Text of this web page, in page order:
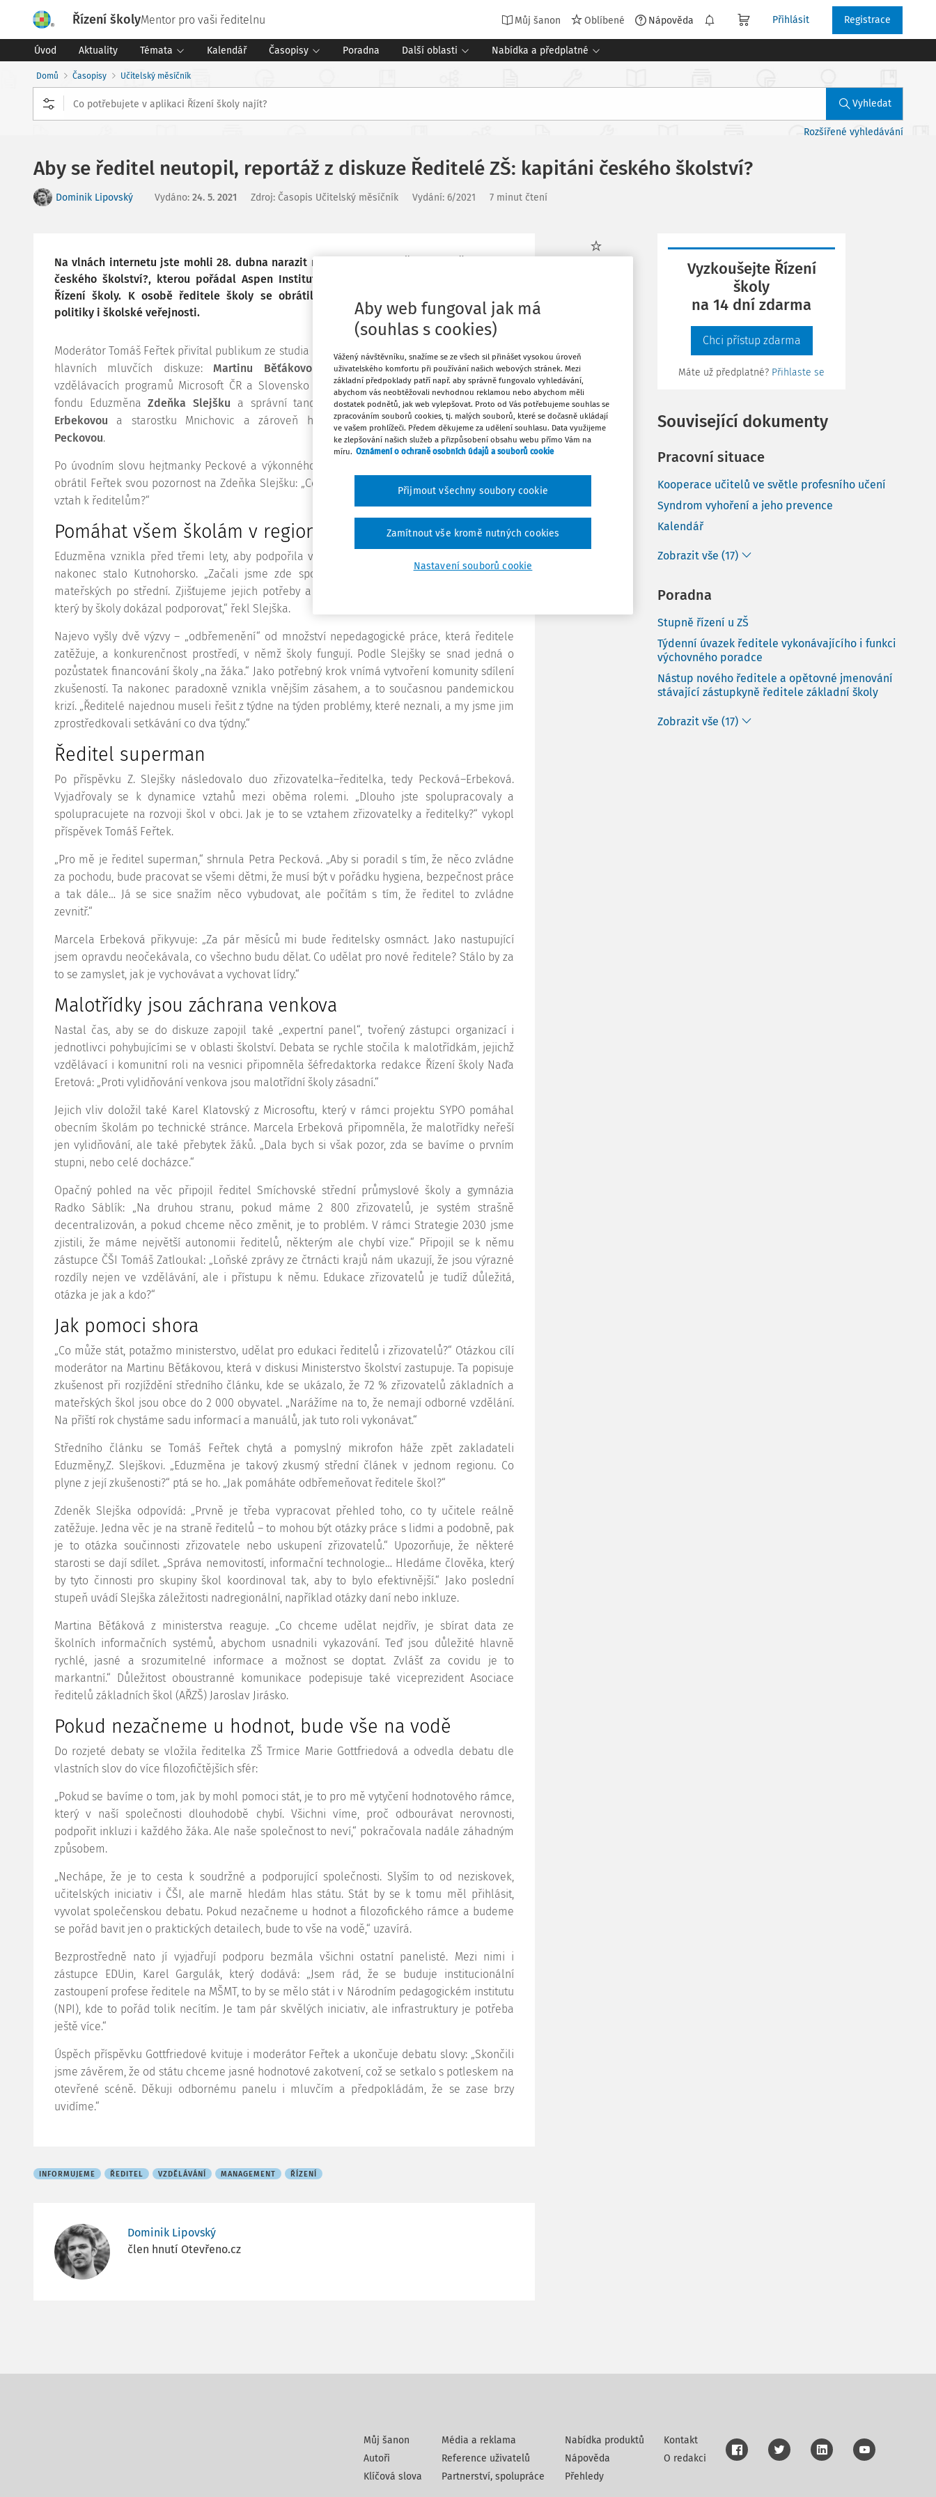
Řízení školyMentor pro vaši ředitelnu Můj šanon Oblíbené Nápověda Přihlásit Registrace
Úvod Aktuality Témata Kalendář Časopisy Poradna Další oblasti Nabídka a předplatné
Domů Časopisy Učitelský měsíčník
Vyhledat
Rozšířené vyhledávání
Aby se ředitel neutopil, reportáž z diskuze Ředitelé ZŠ: kapitáni českého školství?
Dominik Lipovský Vydáno: 24. 5. 2021 Zdroj: Časopis Učitelský měsíčník Vydání: 6/2021 7 minut čtení
Na vlnách internetu jste mohli 28. dubna narazit na online diskuzi Ředitelé ZŠ: kapitáni
českého školství?, kterou pořádal Aspen Institute Central Europe společně s redakcí
Řízení školy. K osobě ředitele školy se obrátila pozornost aktérů české vzdělávací
politiky i školské veřejnosti.
Moderátor Tomáš Feřtek přivítal publikum ze studia Nadace České spořitelny a představil pět
hlavních mluvčích diskuze:Martinu Běťákovou
z Ministerstva školství, manažera
vzdělávacích programů Microsoft ČR a Slovensko
Karla Klatovského, ředitele nadačního
fondu EduzměnaZdeňka Slejšku a správní tandem, ředitelku ZŠ Mnichovice Marcelu
Erbekovou a starostku Mnichovic a zároveň hejtmanku Středočeského kraje,Petru
Peckovou.
Po úvodním slovu hejtmanky Peckové a výkonného ředitele Aspen Institutu Milana Vlašiny
obrátil Feřtek svou pozornost na Zdeňka Slejšku: „Co je to Eduzměna? Kde působí a jaký má
vztah k ředitelům?“
Pomáhat všem školám v regionu
Eduzměna vznikla před třemi lety, aby podpořila všechny školy v určitém regionu. Tím se
nakonec stalo Kutnohorsko. „Začali jsme zde spolupracovat s asi padesáti školami od
mateřských po střední. Zjišťujeme jejich potřeby a snažíme se nastavit regionální systém,
který by školy dokázal podporovat,“ řekl Slejška.
Najevo vyšly dvě výzvy – „odbřemenění“ od množství nepedagogické práce, která ředitele
zatěžuje, a konkurenčnost prostředí, v němž školy fungují. Podle Slejšky se snad jedná o
pozůstatek financování školy „na žáka.“ Jako potřebný krok vnímá vytvoření komunity sdílení
zkušeností. Ta nakonec paradoxně vznikla vnějším zásahem, a to současnou pandemickou
krizí. „Ředitelé najednou museli řešit z týdne na týden problémy, které neznali, a my jsme jim
zprostředkovali setkávání co dva týdny.“
Ředitel superman
Po příspěvku Z. Slejšky následovalo duo zřizovatelka–ředitelka, tedy Pecková–Erbeková.
Vyjadřovaly se k dynamice vztahů mezi oběma rolemi. „Dlouho jste spolupracovaly a
spolupracujete na rozvoji škol v obci. Jak je to se vztahem zřizovatelky a ředitelky?“ vykopl
příspěvek Tomáš Feřtek.
„Pro mě je ředitel superman,“ shrnula Petra Pecková. „Aby si poradil s tím, že něco zvládne
za pochodu, bude pracovat se všemi dětmi, že musí být v pořádku hygiena, bezpečnost práce
a tak dále… Já se sice snažím něco vybudovat, ale počítám s tím, že ředitel to zvládne
zevnitř.“
Marcela Erbeková přikyvuje: „Za pár měsíců mi bude ředitelsky osmnáct. Jako nastupující
jsem opravdu neočekávala, co všechno budu dělat. Co udělat pro nové ředitele? Stálo by za
to se zamyslet, jak je vychovávat a vychovat lídry.“
Malotřídky jsou záchrana venkova
Nastal čas, aby se do diskuze zapojil také „expertní panel“, tvořený zástupci organizací i
jednotlivci pohybujícími se v oblasti školství. Debata se rychle stočila k malotřídkám, jejichž
vzdělávací i komunitní roli na vesnici připomněla šéfredaktorka redakce Řízení školy Naďa
Eretová: „Proti vylidňování venkova jsou malotřídní školy zásadní.“
Jejich vliv doložil také Karel Klatovský z Microsoftu, který v rámci projektu SYPO pomáhal
obecním školám po technické stránce. Marcela Erbeková připomněla, že malotřídky neřeší
jen vylidňování, ale také přebytek žáků. „Dala bych si však pozor, zda se bavíme o prvním
stupni, nebo celé docházce.“
Opačný pohled na věc připojil ředitel Smíchovské střední průmyslové školy a gymnázia
Radko Sáblík: „Na druhou stranu, pokud máme 2 800 zřizovatelů, je systém strašně
decentralizován, a pokud chceme něco změnit, je to problém. V rámci Strategie 2030 jsme
zjistili, že máme největší autonomii ředitelů, některým ale chybí vize.“ Připojil se k němu
zástupce ČŠI Tomáš Zatloukal: „Loňské zprávy ze čtrnácti krajů nám ukazují, že jsou výrazné
rozdíly nejen ve vzdělávání, ale i přístupu k němu. Edukace zřizovatelů je tudíž důležitá,
otázka je jak a kdo?“
Jak pomoci shora
„Co může stát, potažmo ministerstvo, udělat pro edukaci ředitelů i zřizovatelů?“ Otázkou cílí
moderátor na Martinu Běťákovou, která v diskusi Ministerstvo školství zastupuje. Ta popisuje
zkušenost při rozjíždění středního článku, kde se ukázalo, že 72 % zřizovatelů základních a
mateřských škol jsou obce do 2 000 obyvatel. „Narážíme na to, že nemají odborné vzdělání.
Na příští rok chystáme sadu informací a manuálů, jak tuto roli vykonávat.“
Středního článku se Tomáš Feřtek chytá a pomyslný mikrofon háže zpět zakladateli
Eduzměny,Z. Slejškovi. „Eduzměna je takový zkusmý střední článek v jednom regionu. Co
plyne z její zkušenosti?“ ptá se ho. „Jak pomáháte odbřemeňovat ředitele škol?“
Zdeněk Slejška odpovídá: „Prvně je třeba vypracovat přehled toho, co ty učitele reálně
zatěžuje. Jedna věc je na straně ředitelů – to mohou být otázky práce s lidmi a podobně, pak
je to otázka součinnosti zřizovatele nebo uskupení zřizovatelů.“ Upozorňuje, že některé
starosti se dají sdílet. „Správa nemovitostí, informační technologie… Hledáme člověka, který
by tyto činnosti pro skupiny škol koordinoval tak, aby to bylo efektivnější.“ Jako poslední
stupeň uvádí Slejška záležitosti nadregionální, například otázky daní nebo inkluze.
Martina Běťáková z ministerstva reaguje. „Co chceme udělat nejdřív, je sbírat data ze
školních informačních systémů, abychom usnadnili vykazování. Teď jsou důležité hlavně
rychlé, jasné a srozumitelné informace a možnost se doptat. Zvlášť za covidu je to
markantní.“ Důležitost oboustranné komunikace podepisuje také viceprezident Asociace
ředitelů základních škol (AŘZŠ) Jaroslav Jirásko.
Pokud nezačneme u hodnot, bude vše na vodě
Do rozjeté debaty se vložila ředitelka ZŠ Trmice Marie Gottfriedová a odvedla debatu dle
vlastních slov do více filozofičtějších sfér:
„Pokud se bavíme o tom, jak by mohl pomoci stát, je to pro mě vytyčení hodnotového rámce,
který v naší společnosti dlouhodobě chybí. Všichni víme, proč odbourávat nerovnosti,
podpořit inkluzi i každého žáka. Ale naše společnost to neví,“ pokračovala nadále záhadným
způsobem.
„Nechápe, že je to cesta k soudržné a podporující společnosti. Slyším to od neziskovek,
učitelských iniciativ i ČŠI, ale marně hledám hlas státu. Stát by se k tomu měl přihlásit,
vyvolat společenskou debatu. Pokud nezačneme u hodnot a filozofického rámce a budeme
se pořád bavit jen o praktických detailech, bude to vše na vodě,“ uzavírá.
Bezprostředně nato jí vyjadřují podporu bezmála všichni ostatní panelisté. Mezi nimi i
zástupce EDUin, Karel Gargulák, který dodává: „Jsem rád, že se buduje institucionální
zastoupení profese ředitele na MŠMT, to by se mělo stát i v Národním pedagogickém institutu
(NPI), kde to pořád tolik necítím. Je tam pár skvělých iniciativ, ale infrastruktury je potřeba
ještě více.“
Úspěch příspěvku Gottfriedové kvituje i moderátor Feřtek a ukončuje debatu slovy: „Skončili
jsme závěrem, že od státu chceme jasné hodnotové zakotvení, což se setkalo s potleskem na
otevřené scéně. Děkuji odbornému panelu i mluvčím a předpokládám, že se zase brzy
uvidíme.“
INFORMUJEME ŘEDITEL VZDĚLÁVÁNÍ MANAGEMENT ŘÍZENÍ
Dominik Lipovský
člen hnutí Otevřeno.cz
Sdílet
Poznámka
Vyzkoušejte Řízení
školy
na 14 dní zdarma
Chci přístup zdarma
Máte už předplatné? Přihlaste se
Související dokumenty
Pracovní situace
Kooperace učitelů ve světle profesního učení
Syndrom vyhoření a jeho prevence
Kalendář
Zobrazit vše (17)
Poradna
Stupně řízení u ZŠ
Týdenní úvazek ředitele vykonávajícího i funkci
výchovného poradce
Nástup nového ředitele a opětovné jmenování
stávající zástupkyně ředitele základní školy
Zobrazit vše (17)
Můj šanon
Autoři
Klíčová slova
Média a reklama
Reference uživatelů
Partnerství, spolupráce
Nabídka produktů
Nápověda
Přehledy
Kontakt
O redakci
Aby web fungoval jak má
(souhlas s cookies)
Vážený návštěvníku, snažíme se ze všech sil přinášet vysokou úroveň
uživatelského komfortu při používání našich webových stránek. Mezi
základní předpoklady patří např. aby správně fungovalo vyhledávání,
abychom vás neobtěžovali nevhodnou reklamou nebo abychom měli
dostatek podnětů, jak web vylepšovat. Proto od Vás potřebujeme souhlas se
zpracováním souborů cookies, tj. malých souborů, které se dočasně ukládají
ve vašem prohlížeči. Předem děkujeme za udělení souhlasu. Data využijeme
ke zlepšování našich služeb a přizpůsobení obsahu webu přímo Vám na
míru. Oznámení o ochraně osobních údajů a souborů cookie
Nastavení souborů cookie
Zamítnout vše kromě nutných cookies
Přijmout všechny soubory cookie